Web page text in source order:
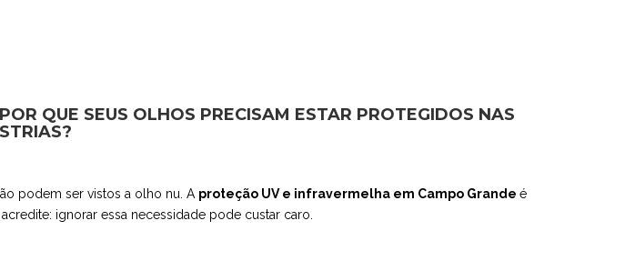
QUE SEUS OLHOS PRECISAM ESTAR PROTEGIDOS NAS
podem ser vistos a olho nu. A proteção UV e infravermelha em Campo Grande é
ignorar essa necessidade pode custar caro.